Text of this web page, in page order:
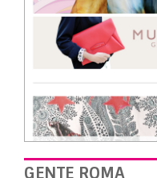
GENTE ROMA